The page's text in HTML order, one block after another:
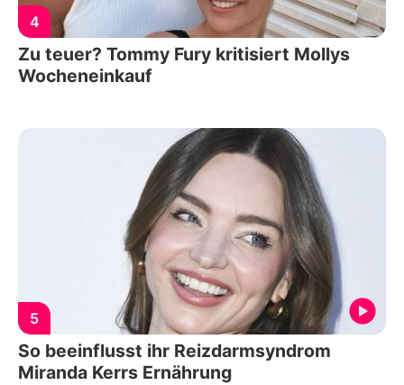
4
Zu teuer? Tommy Fury kritisiert Mollys
Wocheneinkauf
5
So beeinflusst ihr Reizdarmsyndrom
Miranda Kerrs Ernährung